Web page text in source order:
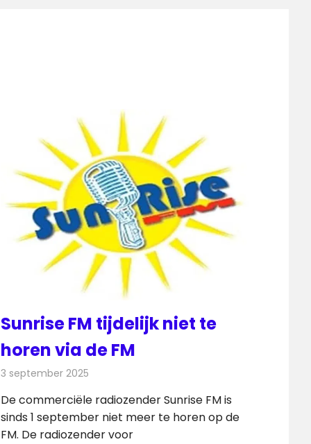
Sunrise FM tijdelijk niet te
horen via de FM
3 september 2025
De commerciële radiozender Sunrise FM is
sinds 1 september niet meer te horen op de
FM. De radiozender voor